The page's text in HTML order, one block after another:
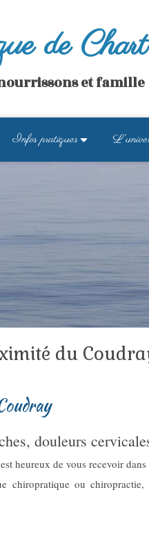
de
et famille
Infos pratiques
du
douleurs
heureux de vous recevoir
chiropratique ou